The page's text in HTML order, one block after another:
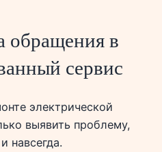
обращения в
сервис
электрической
выявить проблему,
навсегда.